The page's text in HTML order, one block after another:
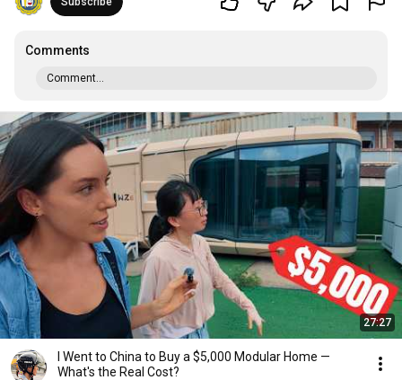
Comments
Comment...
27:27
I Went to China to Buy a $5,000 Modular Home —
What's the Real Cost?